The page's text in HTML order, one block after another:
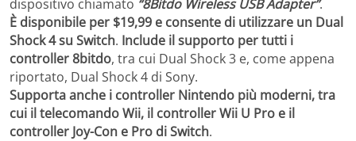
dispositivo chiamato “8Bitdo Wireless USB Adapter”.
È disponibile per $19,99 e consente di utilizzare un Dual
Shock 4 su Switch. Include il supporto per tutti i
controller 8bitdo, tra cui Dual Shock 3 e, come appena
riportato, Dual Shock 4 di Sony.
Supporta anche i controller Nintendo più moderni, tra
cui il telecomando Wii, il controller Wii U Pro e il
controller Joy-Con e Pro di Switch.